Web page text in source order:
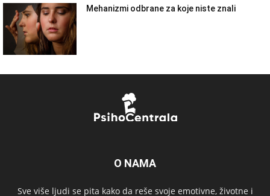
Mehanizmi odbrane za koje niste znali
O NAMA
Sve više ljudi se pita kako da reše svoje emotivne, životne i